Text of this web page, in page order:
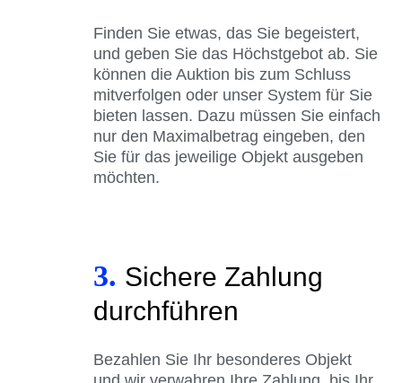
Finden Sie etwas, das Sie begeistert,
und geben Sie das Höchstgebot ab. Sie
können die Auktion bis zum Schluss
mitverfolgen oder unser System für Sie
bieten lassen. Dazu müssen Sie einfach
nur den Maximalbetrag eingeben, den
Sie für das jeweilige Objekt ausgeben
möchten.
3. Sichere Zahlung
durchführen
Bezahlen Sie Ihr besonderes Objekt